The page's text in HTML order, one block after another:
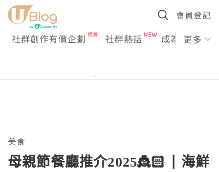
會員登記
社群創作有價企劃 社群熱話 成為U更多
美食
母親節餐廳推介2025👸🏻 | 海鮮